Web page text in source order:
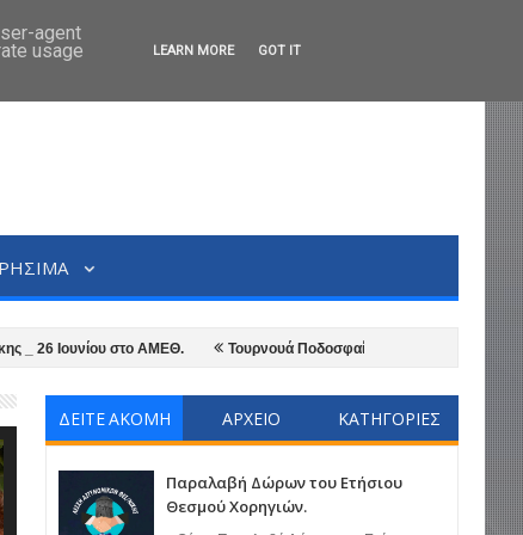
26 Ιουνίου στο ΑΜΕΘ. Τουρνουά Ποδοσφαίρου Μνήμης από τη
ποδοσφαίρου του πρωταθλήματος αστυνομικών υπηρεσιών
ΔΕΙΤΕ ΑΚΟΜΗ ΑΡΧΕΙΟ ΚΑΤΗΓΟΡΙΕΣ
Παραλαβή Δώρων του Ετήσιου
Θεσμού Χορηγιών.
agent
usage LEARN MORE GOT IT